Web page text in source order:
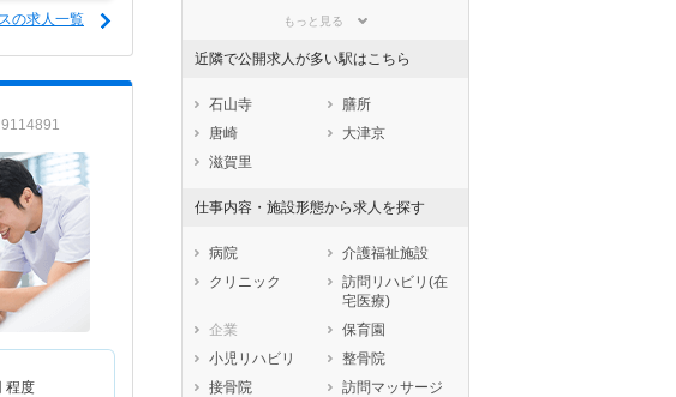
の求人一覧
程度
埼玉県
石川県
福井県
静岡県
愛知県
滋賀県
鳥取県
島根県
岡山県
広島県
山口県
徳島県
香川県
愛媛県
高知県
長崎県
熊本県
大分県
鹿児島県
沖縄県
もっと見る
近隣で公開求人が多い駅はこちら
石山寺
膳所
唐崎
大津京
滋賀里
仕事内容・施設形態から求人を探す
病院
介護福祉施設
クリニック
訪問リハビリ(在
宅医療)
企業
保育園
小児リハビリ
整骨院
接骨院
訪問マッサージ